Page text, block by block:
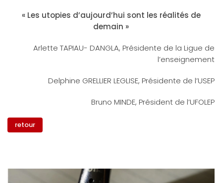
« Les utopies d’aujourd’hui sont les réalités de
demain »
Arlette TAPIAU- DANGLA, Présidente de la Ligue de
l’enseignement
Delphine GRELLIER LEGLISE, Présidente de l’USEP
Bruno MINDE, Président de l’UFOLEP
retour